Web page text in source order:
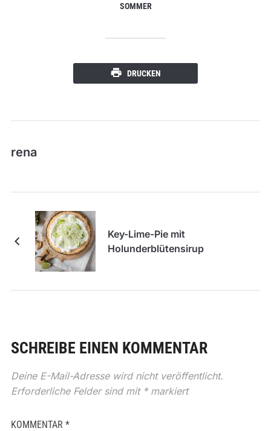
SOMMER
DRUCKEN
rena
Key-Lime-Pie mit
Holunderblütensirup
SCHREIBE EINEN KOMMENTAR
Deine E-Mail-Adresse wird nicht veröffentlicht.
Erforderliche Felder sind mit *markiert
KOMMENTAR *